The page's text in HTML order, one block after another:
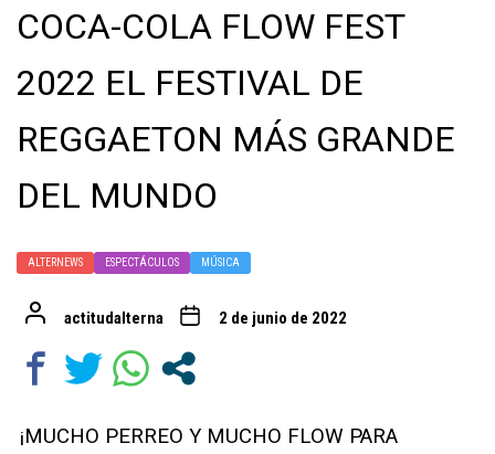
COCA-COLA FLOW FEST
2022 EL FESTIVAL DE
REGGAETON MÁS GRANDE
DEL MUNDO
ALTERNEWS ESPECTÁCULOS MÚSICA
actitudalterna 2 de junio de 2022
¡MUCHO PERREO Y MUCHO FLOW PARA